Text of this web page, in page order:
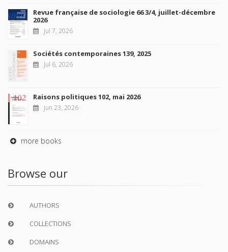
Revue française de sociologie 66 3/4, juillet-décembre
2026
Jul 7, 2026
Sociétés contemporaines 139, 2025
Jul 6, 2026
Raisons politiques 102, mai 2026
Jun 23, 2026
more books
Browse our
AUTHORS
COLLECTIONS
DOMAINS